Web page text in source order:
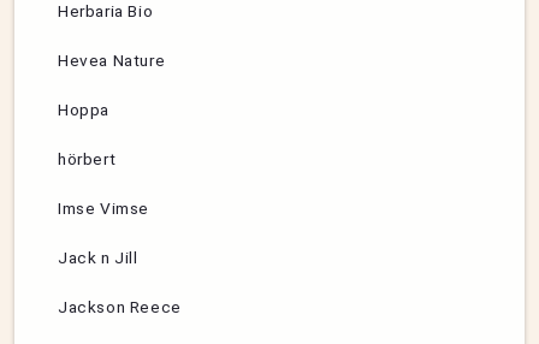
Herbaria Bio
Hevea Nature
Hoppa
hörbert
Imse Vimse
Jack n Jill
Jackson Reece